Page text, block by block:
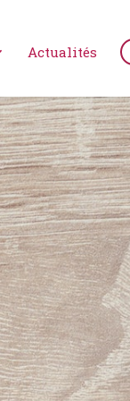
Actualités